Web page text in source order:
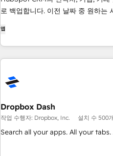
로 백업합니다. 이전 날짜 중 원하는
로 인한 삭제, 잘못된 데이터 가져오
능으로부터 데이터를 안전하게 보호
앱
Dropbox Dash
작업 수행자: Dropbox, Inc. 설치 수 500
Search all your apps. All your